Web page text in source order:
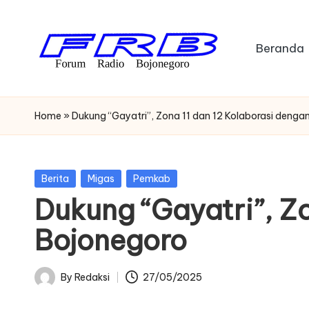
F
o
u
m
R
a
Radio
Bojonegoro
Beranda
Home » Dukung “Gayatri”, Zona 11 dan 12 Kolaborasi
Posted
Berita Migas Pemkab
Dukung “Gayatri”,
Bojonegoro
Posted
By Redaksi 27/05/2025